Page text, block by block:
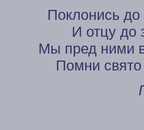
Поклонись
И отцу до
Мы пред ними
Помни